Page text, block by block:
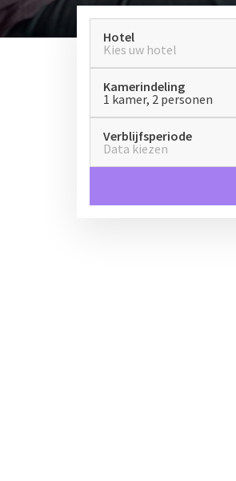
Hotel
Kies uw hotel
Kamerindeling
1 kamer, 2 personen
Verblijfsperiode
Data kiezen